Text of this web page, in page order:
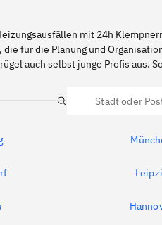
mit 24h
für die Planung und
auch selbst junge Profis aus.
Suche